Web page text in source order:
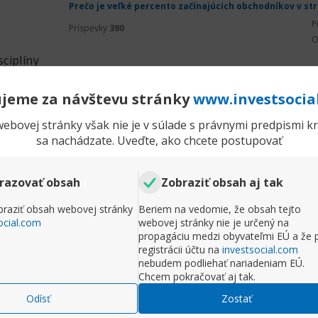
za návštevu stránky
stránky však nie je v súlade s právnymi predpismi
sa nachádzate. Uveďte, ako chcete postupovať
obsah
obsah webovej stránky
Odísť
Zobraziť obsah aj tak
Beriem na vedomie, že obsah tejto
webovej stránky nie je určený na
propagáciu medzi obyvateľmi EÚ a že
registrácii účtu na investsocial.com
nebudem podliehať nariadeniam EÚ.
Chcem pokračovať aj tak.
Zostať
Prečo je veľké percento začínajúcich obchodníkov v
Príspevky 390
ale forex obchodovanie je rovnaké ako keď
/nedodržuje pravidlá/ tak ten neberie svoj biznis
medzi tých obchodníkov, ktorí si stanovia
take profit, vstup, výstup) a potom ich v praxi
obchodovaniu ?
Komentr
Prečo je veľké percento začínajúcich obchodníkov v
Príspevky253